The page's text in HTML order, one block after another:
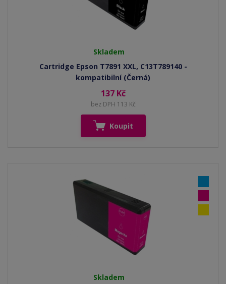
Skladem
Cartridge Epson T7891 XXL, C13T789140 -
kompatibilní (Černá)
137 Kč
bez DPH 113 Kč
Koupit
Skladem